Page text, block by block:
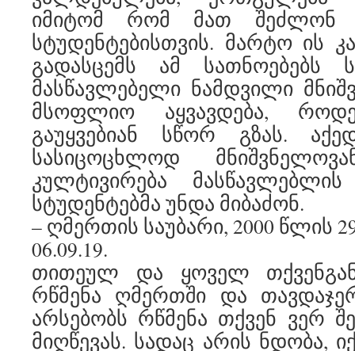
იმიტომ რომ მათ შეძლონ
სტუდენტებისთვის. მარტო ის
გადასცემს ამ სათნოებებს
მასწავლებელი ნამდვილი
მსოფლიო აყვავდება,
გაუყვებიან სწორ გზას.
სასიცოცხლოდ
კულტივირება
სტუდენტებმა უნდა მიბაძონ.
– ღმერთის საუბარი, 2000 წლის
06.09.19.
თითეულ და ყოველ
რწმენა ღმერთში და
არსებობს რწმენა თქვენ ვერ
მიღწევას. სადაც არის ნდობა,